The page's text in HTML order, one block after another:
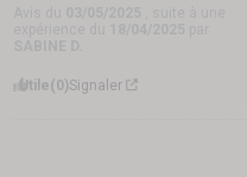
Utile(0)Signaler